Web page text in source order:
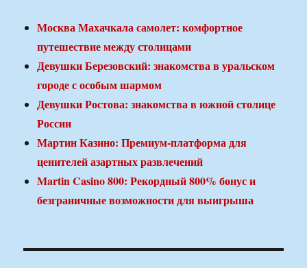
Москва Махачкала самолет: комфортное
путешествие между столицами
Девушки Березовский: знакомства в уральском
городе с особым шармом
Девушки Ростова: знакомства в южной столице
России
Мартин Казино: Премиум-платформа для
ценителей азартных развлечений
Martin Casino 800: Рекордный 800% бонус и
безграничные возможности для выигрыша